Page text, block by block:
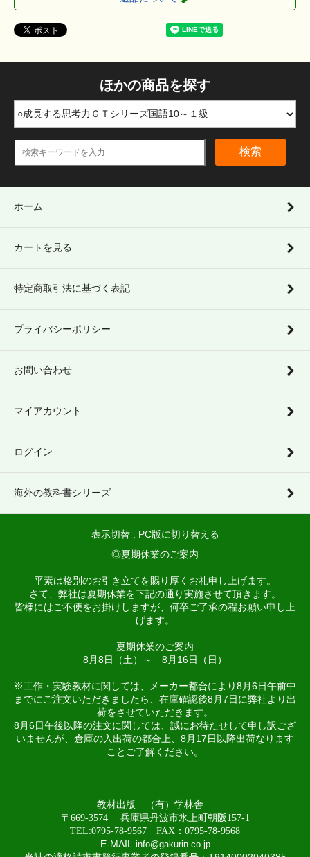
ほかの商品を探す
検索
ホーム
カートを見る
特定商取引法に基づく表記
プライバシーポリシー
お問い合わせ
マイアカウント
ログイン
海外の教科書シリーズ
表示切替 : PC版に切り替える
◎夏期休業のご案内
平素は格別のお引き立てを賜り厚くお礼申し上げます。
さて、弊社は夏期休業を下記の通り実施させて頂きます。
皆様にはご不便をお掛けしますが、何卒ご了承の程お願い申し上
げます。
夏期休業のご案内
8月8日（土）～ 8月16日（日）
※工作・実験教材に関しては、メーカー都合により8月6日午前中
までにご注文いただきましたら、在庫確認後8月7日に弊社より出
荷をさせていただきます。
8月6日午後以降の注文に関しては、誠にお待たせして申し訳ござ
いませんが、倉庫の入出荷の都合上、8月17日以降出荷なります
ことご了解ください。
教材出版 （有）学林舎
〒669-3574 兵庫県丹波市氷上町朝阪157-1
TEL:0795-78-9567 FAX：0795-78-9568
E-MAIL .info@gakurin.co.jp